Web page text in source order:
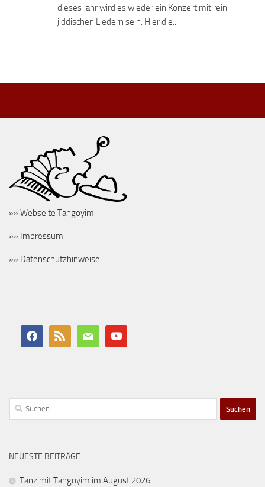
dieses Jahr wird es wieder ein Konzert mit rein
jiddischen Liedern sein. Hier die...
»» Webseite Tangoyim
»» Impressum
»» Datenschutzhinweise
Suchen
nach:
NEUESTE BEITRÄGE
Tanz mit Tangoyim im August 2026